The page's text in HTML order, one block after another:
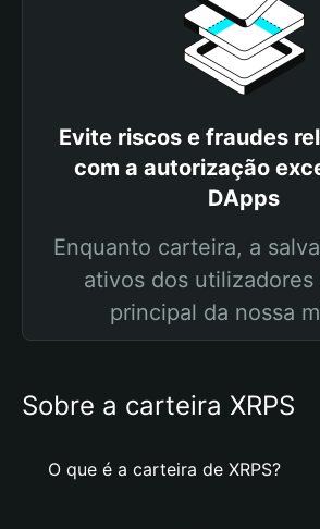
Evite riscos e fraudes
com a autorização
DApps
Enquanto carteira, a
ativos dos
principal da nossa
Sobre a carteira XRPS
O que é a carteira de XRPS?